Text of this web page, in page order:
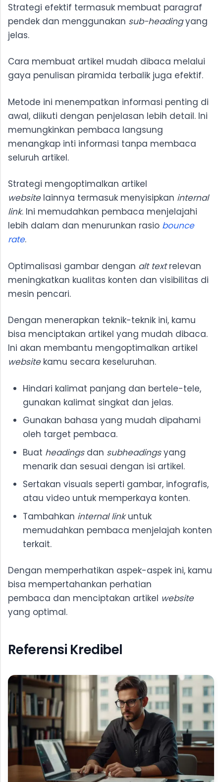
Strategi efektif termasuk membuat paragraf
pendek dan menggunakan sub-headingyang
jelas.
Cara membuat artikel mudah dibaca melalui
gaya penulisan piramida terbalik juga efektif.
Metode ini menempatkan informasi penting di
awal, diikuti dengan penjelasan lebih detail. Ini
memungkinkan pembaca langsung
menangkap inti informasi tanpa membaca
seluruh artikel.
Strategi mengoptimalkan artikel
websitelainnya termasuk menyisipkan internal
link. Ini memudahkan pembaca menjelajahi
lebih dalam dan menurunkan rasio bounce
rate.
Optimalisasi gambar dengan alt textrelevan
meningkatkan kualitas konten dan visibilitas di
mesin pencari.
Dengan menerapkan teknik-teknik ini, kamu
bisa menciptakan artikel yang mudah dibaca.
Ini akan membantu mengoptimalkan artikel
websitekamu secara keseluruhan.
Hindari kalimat panjang dan bertele-tele,
gunakan kalimat singkat dan jelas.
Gunakan bahasa yang mudah dipahami
oleh target pembaca.
Buat headingsdan subheadingsyang
menarik dan sesuai dengan isi artikel.
Sertakan visuals seperti gambar, infografis,
atau video untuk memperkaya konten.
Tambahkan internal linkuntuk
memudahkan pembaca menjelajah konten
terkait.
Dengan memperhatikan aspek-aspek ini, kamu
bisa mempertahankan perhatian
pembaca dan menciptakan artikel website
yang optimal.
Referensi Kredibel